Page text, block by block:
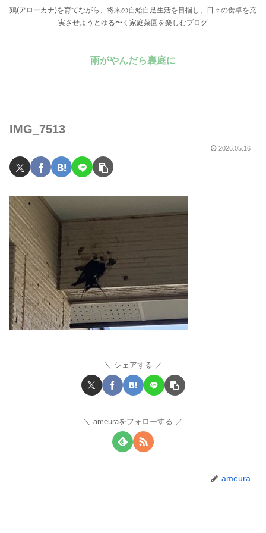
鶏(アローカナ)を育てながら、将来の自給自足生活を目指し、日々の食卓を充
実させようとゆる〜く家庭菜園を楽しむブログ
雨がやんだら裏庭に
IMG_7513
2026.05.16
シェアする
ameuraをフォローする
ameura